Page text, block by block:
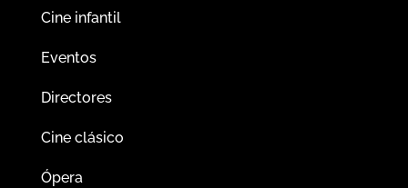
Cine infantil
Eventos
Directores
Cine clásico
Ópera